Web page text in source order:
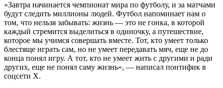
«Завтра начинается чемпионат мира по футболу, и за матчами
будут следить миллионы людей. Футбол напоминает нам о
том, что нельзя забывать: жизнь — это не гонка, в которой
каждый стремится выделиться в одиночку, а путешествие,
которое мы учимся совершать вместе. Тот, кто умеет только
блестяще играть сам, но не умеет передавать мяч, еще не до
конца понял игру. А тот, кто не умеет жить с другими и ради
других, еще не понял саму жизнь», — написал понтифик в
соцсети X.